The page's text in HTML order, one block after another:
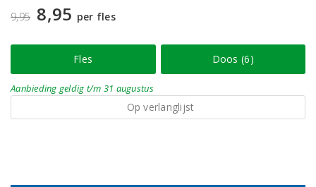
9,95 8,95 per fles
Fles Doos (6)
Aanbieding geldig t/m 31 augustus
Op verlanglijst